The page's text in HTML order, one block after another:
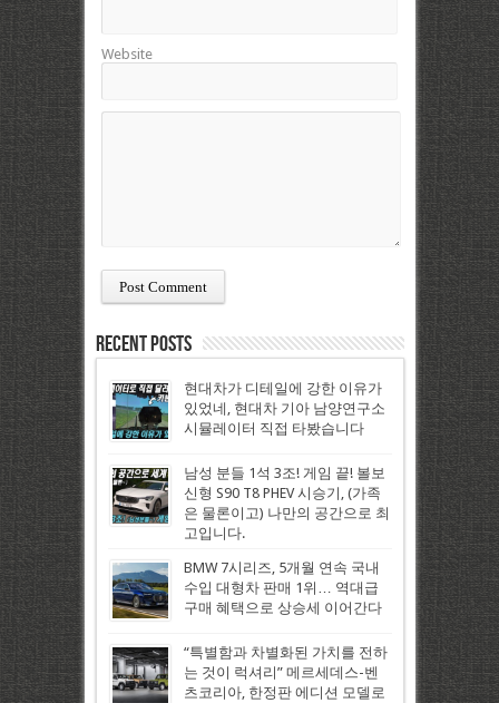
Website
Recent Posts
현대차가 디테일에 강한 이유가
있었네, 현대차 기아 남양연구소
시뮬레이터 직접 타봤습니다
남성 분들 1석 3조! 게임 끝! 볼보
신형 S90 T8 PHEV 시승기, (가족
은 물론이고) 나만의 공간으로 최
고입니다.
BMW 7시리즈, 5개월 연속 국내
수입 대형차 판매 1위… 역대급
구매 혜택으로 상승세 이어간다
“특별함과 차별화된 가치를 전하
는 것이 럭셔리” 메르세데스-벤
츠코리아, 한정판 에디션 모델로